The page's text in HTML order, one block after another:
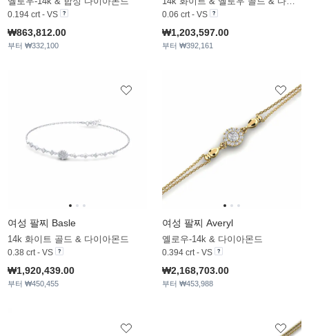
0.194 crt - VS
₩863,812.00
부터 ₩332,100
0.06 crt - VS
₩1,203,597.00
부터 ₩392,161
여성 팔찌 Basle
14k 화이트 골드 & 다이아몬드
0.38 crt - VS
₩1,920,439.00
부터 ₩450,455
여성 팔찌 Averyl
옐로우-14k & 다이아몬드
0.394 crt - VS
₩2,168,703.00
부터 ₩453,988